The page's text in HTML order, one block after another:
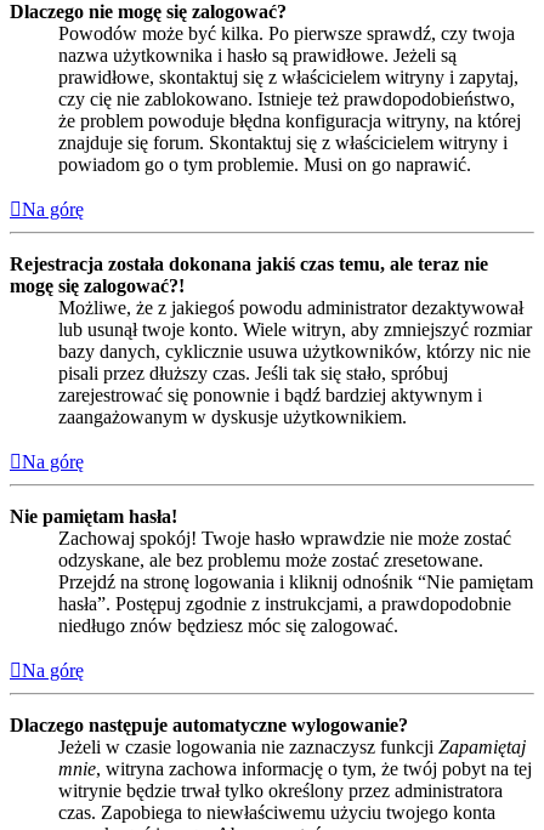
Dlaczego nie mogę się zalogować?
Powodów może być kilka. Po pierwsze sprawdź, czy twoja
nazwa użytkownika i hasło są prawidłowe. Jeżeli są
prawidłowe, skontaktuj się z właścicielem witryny i zapytaj,
czy cię nie zablokowano. Istnieje też prawdopodobieństwo,
że problem powoduje błędna konfiguracja witryny, na której
znajduje się forum. Skontaktuj się z właścicielem witryny i
powiadom go o tym problemie. Musi on go naprawić.
Na górę
Rejestracja została dokonana jakiś czas temu, ale teraz nie
mogę się zalogować?!
Możliwe, że z jakiegoś powodu administrator dezaktywował
lub usunął twoje konto. Wiele witryn, aby zmniejszyć rozmiar
bazy danych, cyklicznie usuwa użytkowników, którzy nic nie
pisali przez dłuższy czas. Jeśli tak się stało, spróbuj
zarejestrować się ponownie i bądź bardziej aktywnym i
zaangażowanym w dyskusje użytkownikiem.
Na górę
Nie pamiętam hasła!
Zachowaj spokój! Twoje hasło wprawdzie nie może zostać
odzyskane, ale bez problemu może zostać zresetowane.
Przejdź na stronę logowania i kliknij odnośnik “Nie pamiętam
hasła”. Postępuj zgodnie z instrukcjami, a prawdopodobnie
niedługo znów będziesz móc się zalogować.
Na górę
Dlaczego następuje automatyczne wylogowanie?
Jeżeli w czasie logowania nie zaznaczysz funkcji Zapamiętaj
mnie, witryna zachowa informację o tym, że twój pobyt na tej
witrynie będzie trwał tylko określony przez administratora
czas. Zapobiega to niewłaściwemu użyciu twojego konta